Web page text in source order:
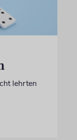
lehrten